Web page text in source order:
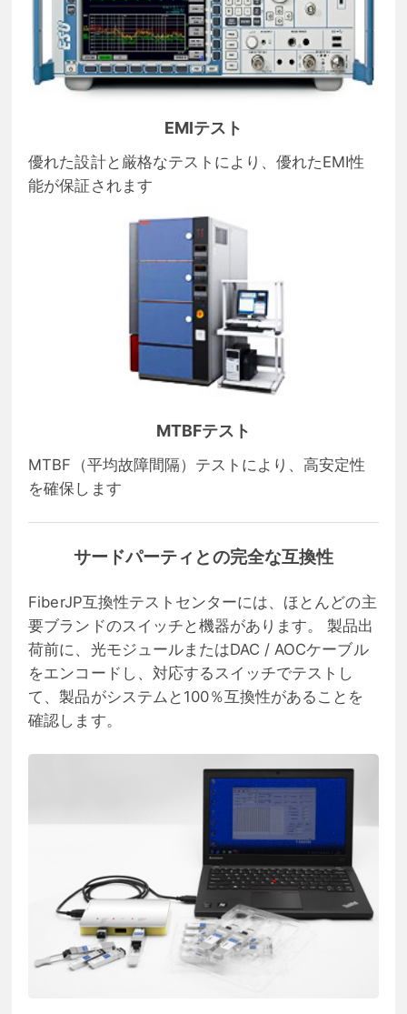
EMIテスト
優れた設計と厳格なテストにより、優れたEMI性
能が保証されます
MTBFテスト
MTBF（平均故障間隔）テストにより、高安定性
を確保します
サードパーティとの完全な互換性
FiberJP互換性テストセンターには、ほとんどの主
要ブランドのスイッチと機器があります。 製品出
荷前に、光モジュールまたはDAC / AOCケーブル
をエンコードし、対応するスイッチでテストし
て、製品がシステムと100％互換性があることを
確認します。